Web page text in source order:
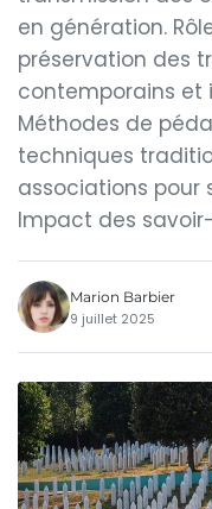
en génération.
préservation des
contemporains et
Méthodes de
techniques
associations pour
Impact des
Marion Barbier
9 juillet 2025